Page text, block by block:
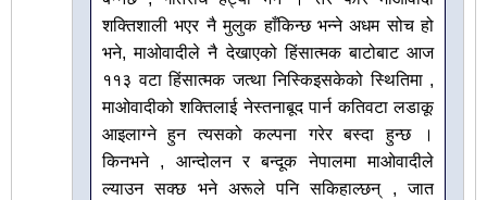
शक्तिशाली भएर नै मुलुक हाँकिन्छ भन्ने अधम सोच हो
भने, माओवादीले नै देखाएको हिंसात्मक बाटोबाट आज
११३ वटा हिंसात्मक जत्था निस्किइसकेको स्थितिमा ,
माओवादीको शक्तिलाई नेस्तनाबूद पार्न कतिवटा लडाकू
आइलाग्ने हुन त्यसको कल्पना गरेर बस्दा हुन्छ ।
किनभने , आन्दोलन र बन्दूक नेपालमा माओवादीले
ल्याउन सक्छ भने अरूले पनि सकिहाल्छन् , जात